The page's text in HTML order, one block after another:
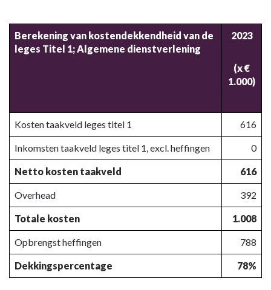
Berekening van kostendekkendheid van de
leges Titel 1; Algemene dienstverlening
2023
(x €
1.000)
Kosten taakveld leges titel 1 616
Inkomsten taakveld leges titel 1, excl. heffingen 0
Netto kosten taakveld 616
Overhead 392
Totale kosten 1.008
Opbrengst heffingen 788
Dekkingspercentage 78%